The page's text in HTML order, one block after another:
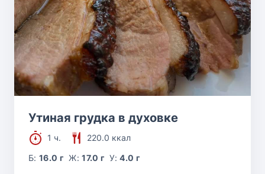
Утиная грудка в духовке
1 ч.
220.0 ккал
Б:16.0 г Ж:17.0 г У:4.0 г